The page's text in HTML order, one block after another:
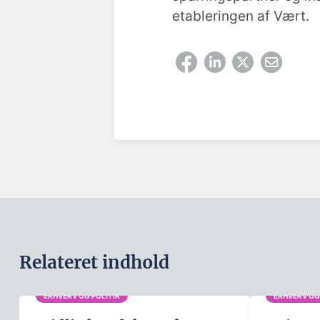
etableringen af Vært.
Relateret indhold
ERHVERV OG POLITIK ERHVERV